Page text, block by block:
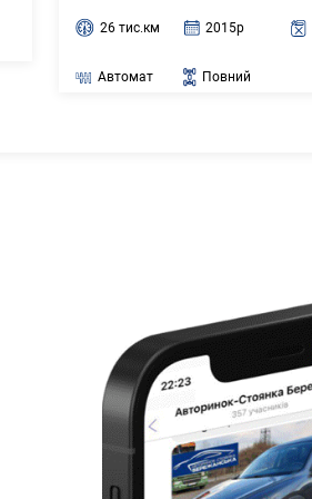
26 тис.км 2015р
Автомат
Повний